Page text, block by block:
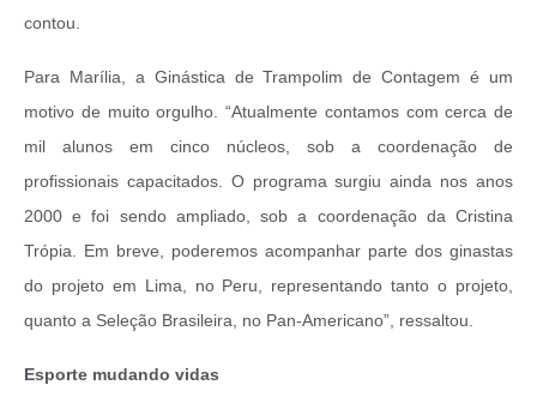
contou.
Para Marília, a Ginástica de Trampolim de Contagem é um
motivo de muito orgulho. “Atualmente contamos com cerca de
mil alunos em cinco núcleos, sob a coordenação de
profissionais capacitados. O programa surgiu ainda nos anos
2000 e foi sendo ampliado, sob a coordenação da Cristina
Trópia. Em breve, poderemos acompanhar parte dos ginastas
do projeto em Lima, no Peru, representando tanto o projeto,
quanto a Seleção Brasileira, no Pan-Americano”, ressaltou.
Esporte mudando vidas